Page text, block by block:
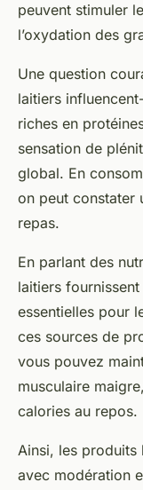
peuvent stimuler
l’oxydation des
Une question
laitiers
riches en
sensation de
global. En
on peut constater
repas.
En parlant des
laitiers
essentielles pour
ces sources de
vous pouvez
musculaire
calories au repos.
Ainsi, les produits
avec modération